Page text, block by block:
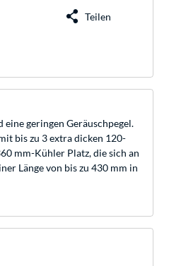
Teilen
geringen Geräuschpegel.
bis zu 3 extra dicken 120-
mm-Kühler Platz, die sich an
Länge von bis zu 430 mm in